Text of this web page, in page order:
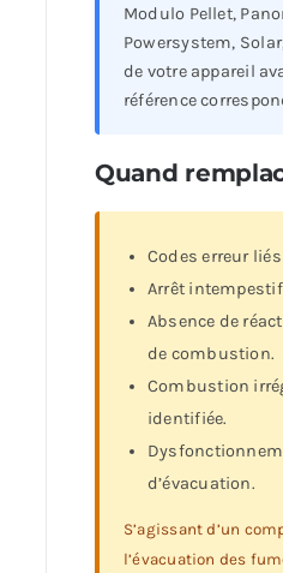
Modulo Pellet,
Powersystem,
de votre appareil
référence
Quand
Codes erreur
Arrêt intempestif
Absence de
de combustion.
Combustion
identifiée.
d’évacuation.
S’agissant d’un
l’évacuation des